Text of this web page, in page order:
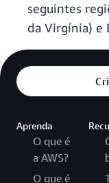
seguintes
da Virgínia) e
Aprenda
O que é
a AWS?
O que é